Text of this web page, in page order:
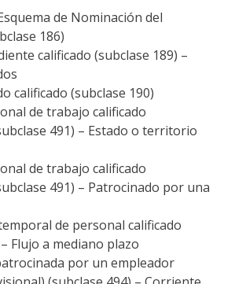
de Nominación del
186)
calificado (subclase 189) –
calificado (subclase 190)
de trabajo calificado
491) – Estado o territorio
de trabajo calificado
491) – Patrocinado por una
de personal calificado
Flujo a mediano plazo
por un empleador